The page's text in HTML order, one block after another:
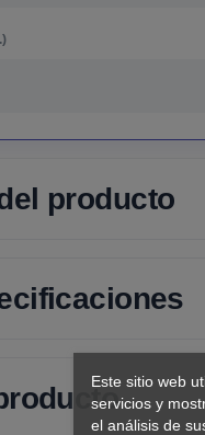
Este sitio web
servicios y
el análisis de
producto